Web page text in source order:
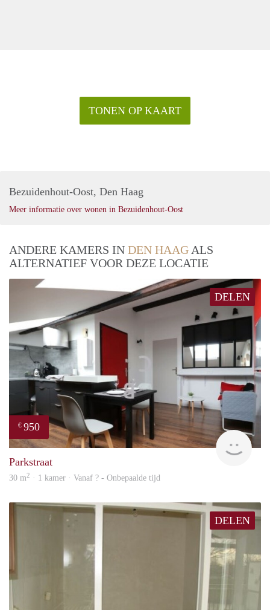
TONEN OP KAART
Bezuidenhout-Oost, Den Haag
Meer informatie over wonen in Bezuidenhout-Oost
ANDERE KAMERS IN DEN HAAG ALS
ALTERNATIEF VOOR DEZE LOCATIE
DELEN
€ 950
Parkstraat
30 m2 · 1 kamer · Vanaf ? - Onbepaalde tijd
DELEN